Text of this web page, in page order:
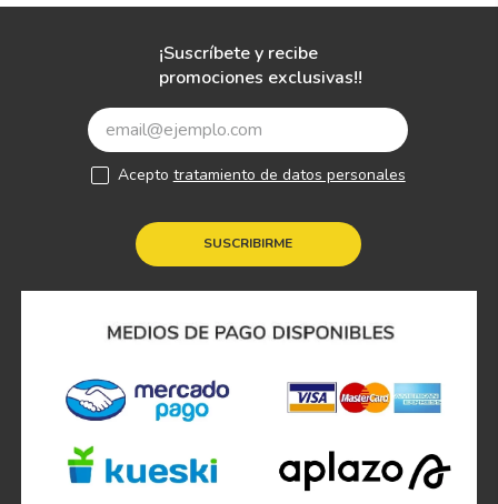
¡Suscríbete y recibe
promociones exclusivas!!
SUSCRIBIRME
Acepto tratamiento de datos personales